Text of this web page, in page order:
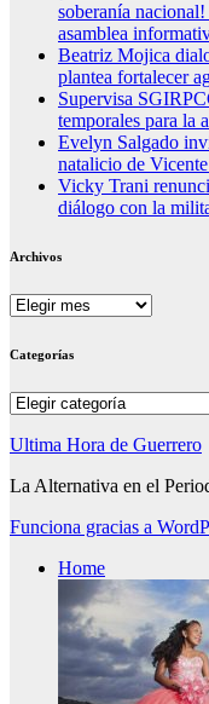
soberanía
asamblea
Beatriz Mojica
plantea fortalecer
Supervisa
temporales para la
Evelyn Salgado
natalicio de
Vicky Trani
diálogo con la
Archivos
Archivos
Categorías
Categorías
Ultima Hora de Guerrero
La Alternativa en el
Funciona gracias a
Home